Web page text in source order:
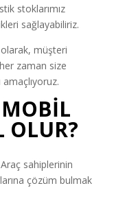
stoklarımız
sağlayabiliriz.
olarak, müşteri
zaman size
OLUR?
Araç sahiplerinin
çözüm bulmak